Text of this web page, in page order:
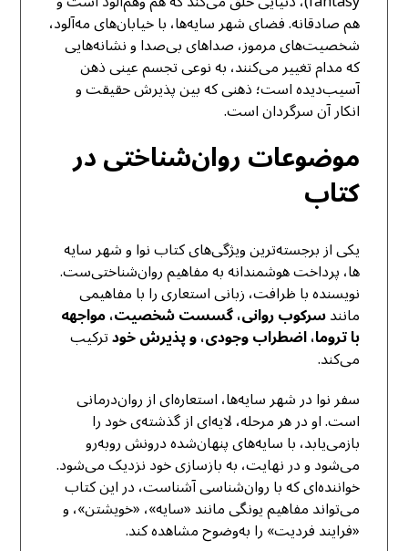
هم صادقانه. فضای شهر سایه‌ها، با خیابان‌های مه‌آلود،
شخصیت‌های مرموز، صداهای بی‌صدا و نشانه‌هایی
که مدام تغییر می‌کنند، به نوعی تجسم عینی ذهن
آسیب‌دیده است؛ ذهنی که بین پذیرش حقیقت و
انکار آن سرگردان است.
موضوعات روان‌شناختی در
کتاب
یکی از برجسته‌ترین ویژگی‌های کتاب نوا و شهر سایه
ها، پرداخت هوشمندانه به مفاهیم روان‌شناختی‌ست.
نویسنده با ظرافت، زبانی استعاری را با مفاهیمی
مانندسرکوب روانی، گسست شخصیت، مواجهه
با تروما، اضطراب وجودی، و پذیرش خودترکیب
می‌کند.
سفر نوا در شهر سایه‌ها، استعاره‌ای از روان‌درمانی
است. او در هر مرحله، لایه‌ای از گذشته‌ی خود را
بازمی‌یابد، با سایه‌های پنهان‌شده درونش روبه‌رو
می‌شود و در نهایت، به بازسازی خود نزدیک می‌شود.
خواننده‌ای که با روان‌شناسی آشناست، در این کتاب
می‌تواند مفاهیم یونگی مانند «سایه»، «خویشتن»، و
«فرایند فردیت» را به‌وضوح مشاهده کند.